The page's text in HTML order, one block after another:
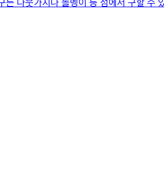
는 나뭇가지나 돌멩이 등 섬에서 구할